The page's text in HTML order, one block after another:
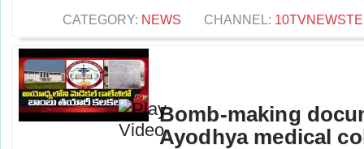
CATEGORY: NEWS CHANNEL:
Bomb-making
Ayodhya medical